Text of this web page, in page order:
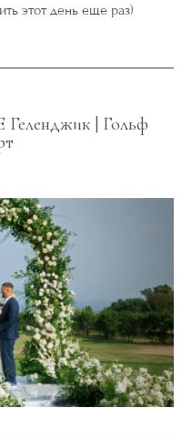
этот день еще раз)
Геленджик | Гольф